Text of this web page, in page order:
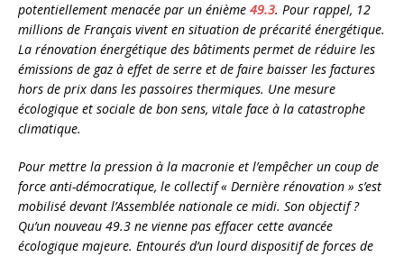
potentiellement menacée par un énième 49.3. Pour rappel, 12
millions de Français vivent en situation de précarité énergétique.
La rénovation énergétique des bâtiments permet de réduire les
émissions de gaz à effet de serre et de faire baisser les factures
hors de prix dans les passoires thermiques. Une mesure
écologique et sociale de bon sens, vitale face à la catastrophe
climatique.
Pour mettre la pression à la macronie et l’empêcher un coup de
force anti-démocratique, le collectif « Dernière rénovation » s’est
mobilisé devant l’Assemblée nationale ce midi. Son objectif ?
Qu’un nouveau 49.3 ne vienne pas effacer cette avancée
écologique majeure. Entourés d’un lourd dispositif de forces de